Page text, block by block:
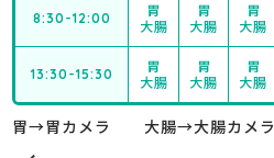
8:30-12:00
胃
大腸
胃
大腸
胃
大腸
13:30-15:30
胃
大腸
胃
大腸
胃
大腸
胃→胃カメラ 大腸→大腸カメラ